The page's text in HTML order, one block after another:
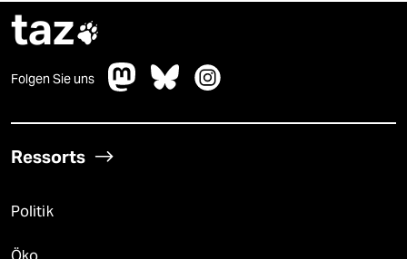
taz
Folgen Sie uns
Ressorts
Politik